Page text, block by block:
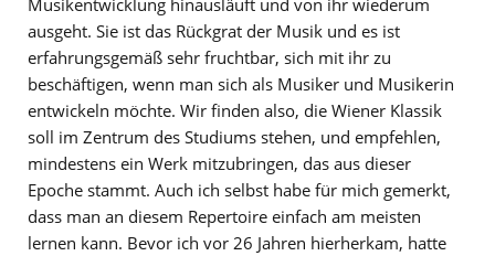
ausgeht. Sie ist das Rückgrat der Musik und es ist
erfahrungsgemäß sehr fruchtbar, sich mit ihr zu
beschäftigen, wenn man sich als Musiker und Musikerin
entwickeln möchte. Wir finden also, die Wiener Klassik
soll im Zentrum des Studiums stehen, und empfehlen,
mindestens ein Werk mitzubringen, das aus dieser
Epoche stammt. Auch ich selbst habe für mich gemerkt,
dass man an diesem Repertoire einfach am meisten
lernen kann. Bevor ich vor 26 Jahren hierherkam, hatte